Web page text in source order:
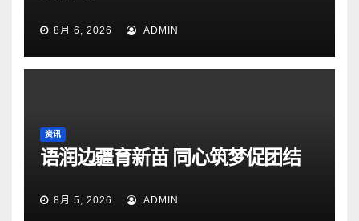
8月 6, 2026 ADMIN
资讯
语润边疆育新苗 同心筑梦促团结
8月 5, 2026 ADMIN